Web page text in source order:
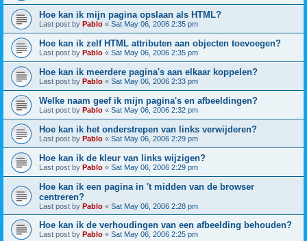
Hoe kan ik mijn pagina opslaan als HTML?
Last post by Pablo « Sat May 06, 2006 2:35 pm
Hoe kan ik zelf HTML attributen aan objecten toevoegen?
Last post by Pablo « Sat May 06, 2006 2:35 pm
Hoe kan ik meerdere pagina's aan elkaar koppelen?
Last post by Pablo « Sat May 06, 2006 2:33 pm
Welke naam geef ik mijn pagina's en afbeeldingen?
Last post by Pablo « Sat May 06, 2006 2:32 pm
Hoe kan ik het onderstrepen van links verwijderen?
Last post by Pablo « Sat May 06, 2006 2:29 pm
Hoe kan ik de kleur van links wijzigen?
Last post by Pablo « Sat May 06, 2006 2:29 pm
Hoe kan ik een pagina in 't midden van de browser
centreren?
Last post by Pablo « Sat May 06, 2006 2:28 pm
Hoe kan ik de verhoudingen van een afbeelding behouden?
Last post by Pablo « Sat May 06, 2006 2:25 pm